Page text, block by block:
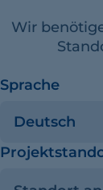
Wir
Sprache